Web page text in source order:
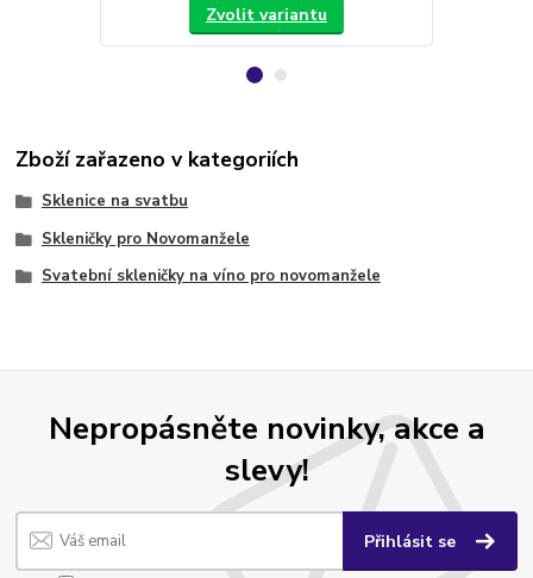
Zvolit variantu
Zboží zařazeno v kategoriích
Sklenice na svatbu
Skleničky pro Novomanžele
Svatební skleničky na víno pro novomanžele
Nepropásněte novinky, akce a
slevy!
Přihlásit se